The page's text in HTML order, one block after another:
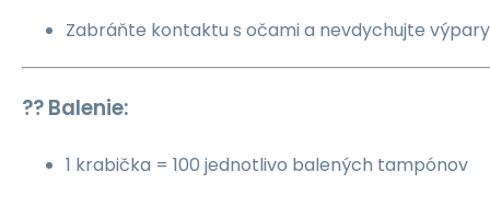
Zabráňte kontaktu s očami a nevdychujte výpary
?? Balenie:
1 krabička = 100 jednotlivo balených tampónov